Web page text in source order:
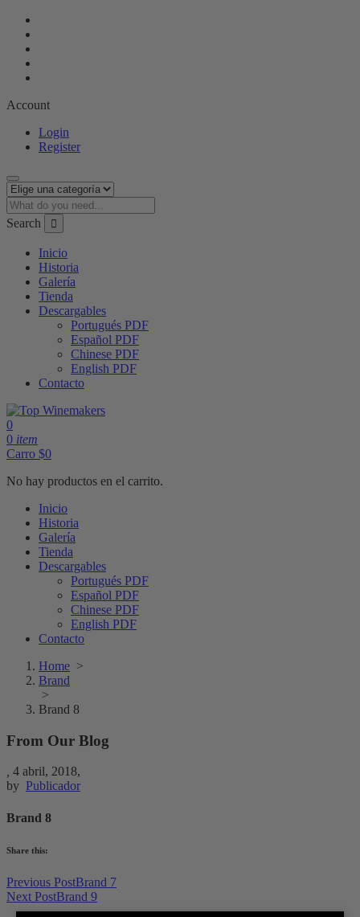
Account
Login
Register
Search
Inicio
Historia
Galería
Tienda
Descargables
Portugués PDF
Español PDF
Chinese PDF
English PDF
Contacto
0
0 item
Carro $0
No hay productos en el carrito.
Inicio
Historia
Galería
Tienda
Descargables
Portugués PDF
Español PDF
Chinese PDF
English PDF
Contacto
Home >
Brand
>
Brand 8
From Our Blog
, 4 abril, 2018,
by Publicador
Brand 8
Share this:
Post
navigation
Previous PostBrand 7
Next PostBrand 9